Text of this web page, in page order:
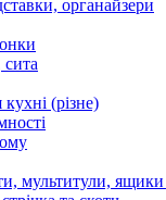
органайзери
(різне)
мультитули, ящики